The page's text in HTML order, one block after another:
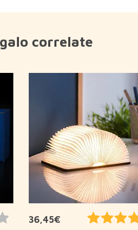
correlate
36,45€